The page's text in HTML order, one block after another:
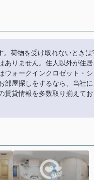
。荷物を受け取れないときは
ありません。住人以外が住
ウォークインクロゼット・
部屋探しをするなら、当社
賃貸情報を多数取り揃えて